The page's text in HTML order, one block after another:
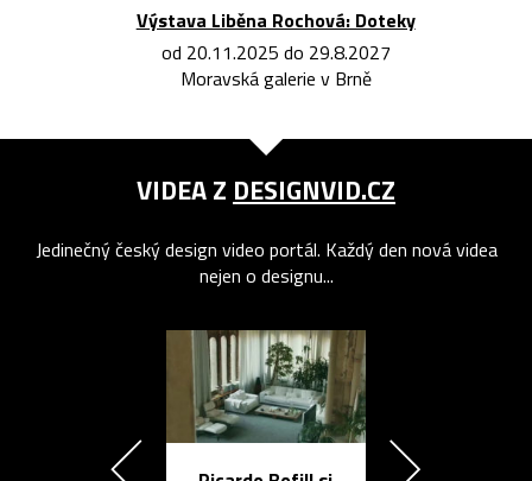
Výstava Liběna Rochová: Doteky
od 20.11.2025 do 29.8.2027
Moravská galerie v Brně
VIDEA Z DESIGNVID.CZ
Jedinečný český design video portál. Každý den nová videa
nejen o designu...